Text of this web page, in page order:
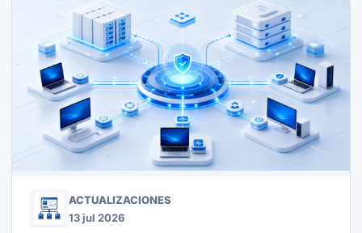
ACTUALIZACIONES
13 jul 2026